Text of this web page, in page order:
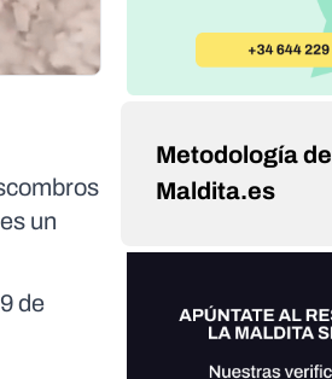
un
de
Metodología de
Maldita.es